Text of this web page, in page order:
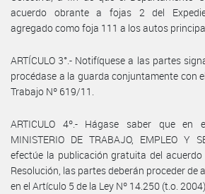
acuerdo obrante a fojas 2 del
agregado como foja 111 a los autos
ARTÍCULO 3°.- Notifíquese a las partes
procédase a la guarda conjuntamente con
Trabajo Nº 619/11.
ARTICULO 4º.- Hágase saber que en
MINISTERIO DE TRABAJO, EMPLEO Y
efectúe la publicación gratuita del
Resolución, las partes deberán proceder de
en el Artículo 5 de la Ley Nº 14.250 (t.o. 2004).